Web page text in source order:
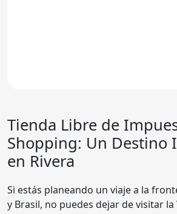
Tienda Libre de
Shopping: Un Destino
en Rivera
Si estás planeando un viaje a la
y Brasil, no puedes dejar de visitar la